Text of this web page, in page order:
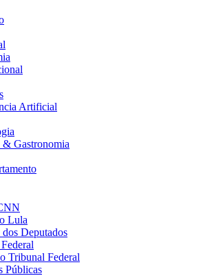
Artificial
& Gastronomia
Lula
dos Deputados
Tribunal Federal
Públicas